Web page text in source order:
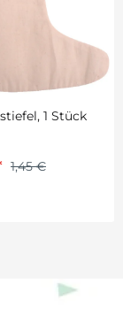
1 Stück
1,45 €